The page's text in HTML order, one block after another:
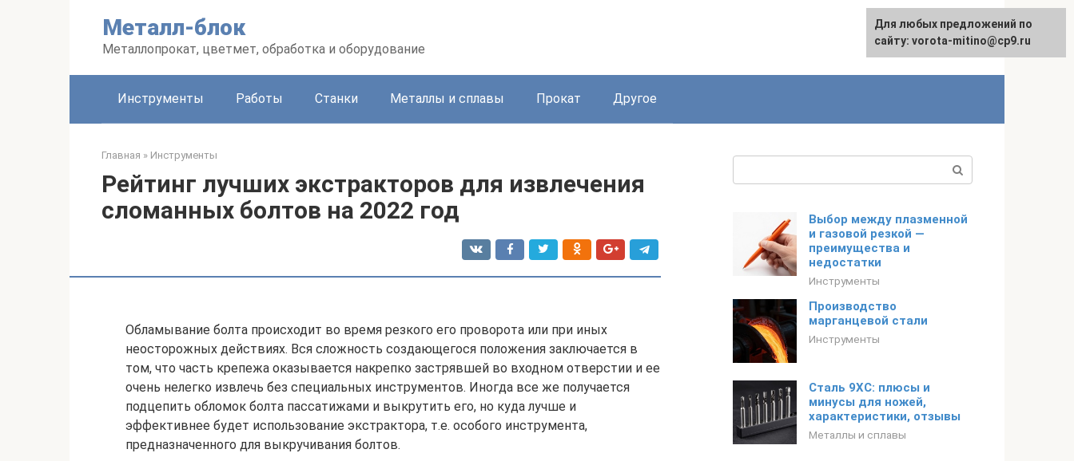
Металл-блок
Металлопрокат, цветмет, обработка и оборудование
Инструменты Работы Станки Металлы и сплавы Прокат Другое
Главная » Инструменты
Рейтинг лучших экстракторов для извлечения
сломанных болтов на 2022 год
Обламывание болта происходит во время резкого его проворота или при иных
неосторожных действиях. Вся сложность создающегося положения заключается в
том, что часть крепежа оказывается накрепко застрявшей во входном отверстии и ее
очень нелегко извлечь без специальных инструментов. Иногда все же получается
подцепить обломок болта пассатижами и выкрутить его, но куда лучше и
эффективнее будет использование экстрактора, т.е. особого инструмента,
предназначенного для выкручивания болтов.
Выбор между плазменной
и газовой резкой —
преимущества и
недостатки
Инструменты
Производство
марганцевой стали
Инструменты
Сталь 9ХС: плюсы и
минусы для ножей,
характеристики, отзывы
Металлы и сплавы
Для любых предложений по
сайту: vorota-mitino@cp9.ru